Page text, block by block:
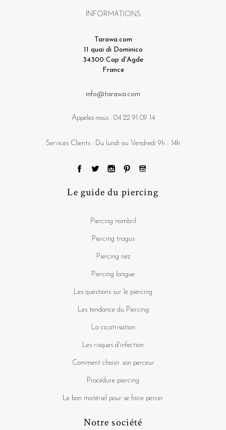
INFORMATIONS
Tarawa.com
11 quai di Dominico
34300 Cap d'Agde
France
info@tarawa.com
Appelez-nous : 04 22 91 09 14
Services Clients : Du lundi au Vendredi 9h - 14h
Le guide du piercing
Piercing nombril
Piercing tragus
Piercing nez
Piercing langue
Les questions sur le piercing
Les tendance du Piercing
La cicatrisation
Les risques d'infection
Comment choisir son perceur
Procédure piercing
Le bon matériel pour se faire percer
Notre société